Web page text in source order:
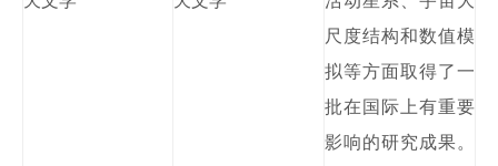
尺度结构和数值模
拟等方面取得了一
批在国际上有重要
影响的研究成果。